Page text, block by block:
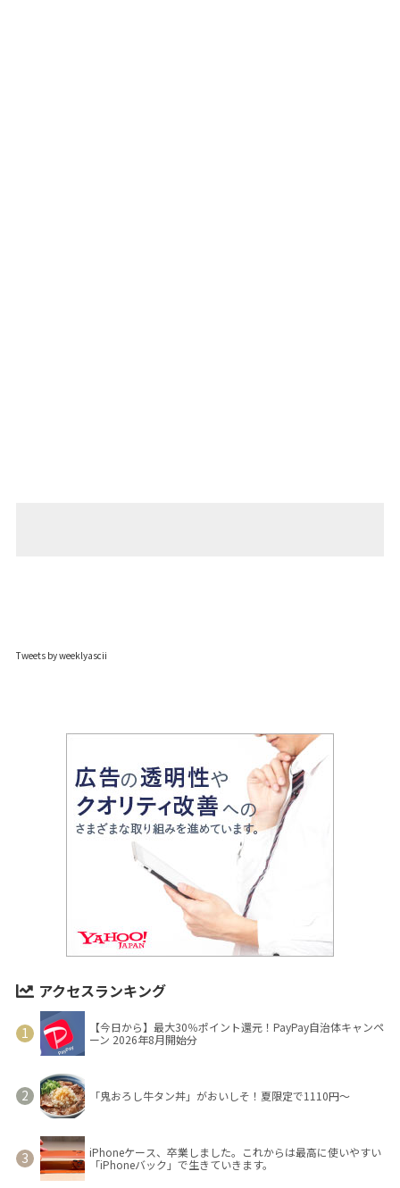
Tweets by weeklyascii
アクセスランキング
【今日から】最大30％ポイント還元！PayPay自治体キャンペ
ーン 2026年8月開始分
「鬼おろし牛タン丼」がおいしそ！夏限定で1110円～
iPhoneケース、卒業しました。これからは最高に使いやすい
「iPhoneバック」で生きていきます。